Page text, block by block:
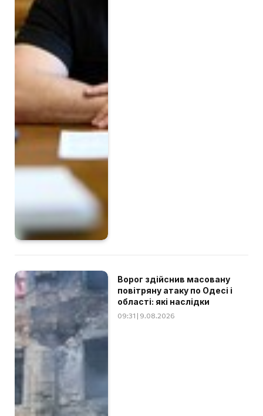
Ворог здійснив масовану
повітряну атаку по Одесі і
області: які наслідки
09:31 | 9.08.2026